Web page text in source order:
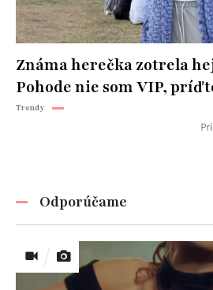
Známa herečka zotrela
Pohode nie som VIP,
Trendy
Odporúčame